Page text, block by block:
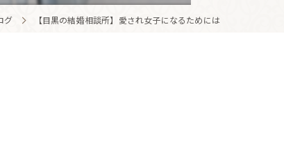
グ 【目黒の結婚相談所】愛され女子になるためには